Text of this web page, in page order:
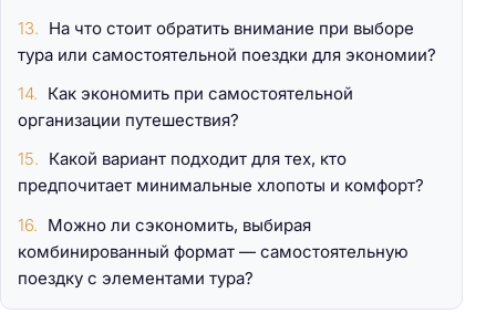
На что стоит обратить внимание при выборе
тура или самостоятельной поездки для экономии?
Как экономить при самостоятельной
организации путешествия?
Какой вариант подходит для тех, кто
предпочитает минимальные хлопоты и комфорт?
Можно ли сэкономить, выбирая
комбинированный формат — самостоятельную
поездку с элементами тура?